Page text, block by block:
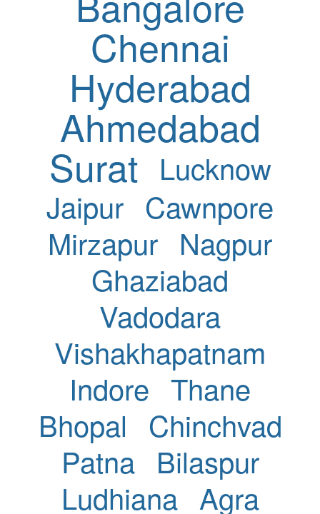
Chennai
Hyderabad
Ahmedabad
Surat Lucknow
Jaipur Cawnpore
Mirzapur Nagpur
Ghaziabad
Vadodara
Vishakhapatnam
Indore Thane
Bhopal
Chinchvad
Patna Bilaspur
Ludhiana Agra